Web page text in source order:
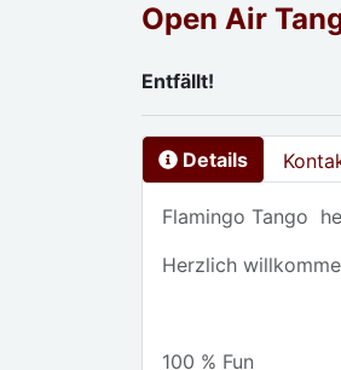
Open Air
Entfällt!
Details
Flamingo Tango
Herzlich
100 % Fun